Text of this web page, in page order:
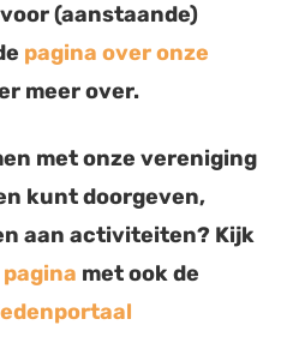
(aanstaande)
pagina over onze
meer over.
met onze vereniging
kunt doorgeven,
aan activiteiten? Kijk
met ook de